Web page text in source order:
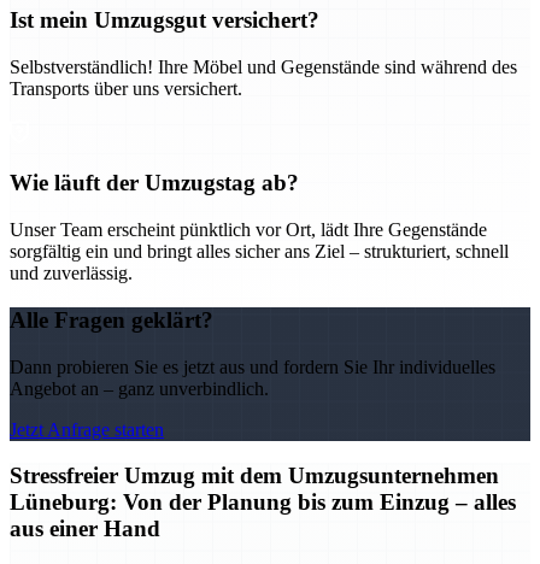
Ist mein Umzugsgut versichert?
Selbstverständlich! Ihre Möbel und Gegenstände sind während des
Transports über uns versichert.
Wie läuft der Umzugstag ab?
Unser Team erscheint pünktlich vor Ort, lädt Ihre Gegenstände
sorgfältig ein und bringt alles sicher ans Ziel – strukturiert, schnell
und zuverlässig.
Alle Fragen geklärt?
Dann probieren Sie es jetzt aus und fordern Sie Ihr individuelles
Angebot an – ganz unverbindlich.
Jetzt Anfrage starten
Stressfreier Umzug mit dem Umzugsunternehmen
Lüneburg: Von der Planung bis zum Einzug – alles
aus einer Hand